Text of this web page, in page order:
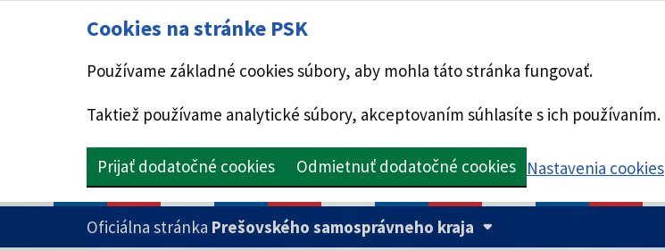
Cookies na stránke PSK
Používame základné cookies súbory, aby mohla táto stránka fungovať.
Taktiež používame analytické súbory, akceptovaním súhlasíte s ich používaním.
Prijať dodatočné cookies Odmietnuť dodatočné cookies Nastavenia cookies
PRESKOČIŤ NA HLAVNÝ OBSAH
Oficiálna stránka Prešovského samosprávneho kraja